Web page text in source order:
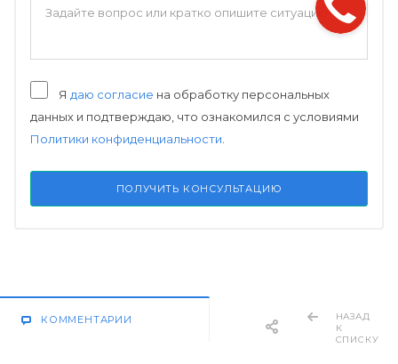
Я даю согласие на обработку персональных
данных и подтверждаю, что ознакомился с условиями
Политики конфиденциальности
ПОЛУЧИТЬ КОНСУЛЬТАЦИЮ
КОММЕНТАРИИ
НАЗАД
К
СПИСКУ